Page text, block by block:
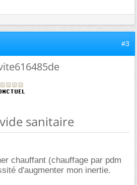
#3
sanitaire
chauffant (chauffage par pdm
d'augmenter mon inertie.